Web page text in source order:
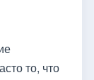
то, что